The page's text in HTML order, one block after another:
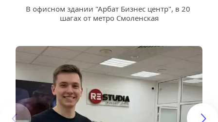
В офисном здании "Арбат Бизнес центр", в 20
шагах от метро Смоленская